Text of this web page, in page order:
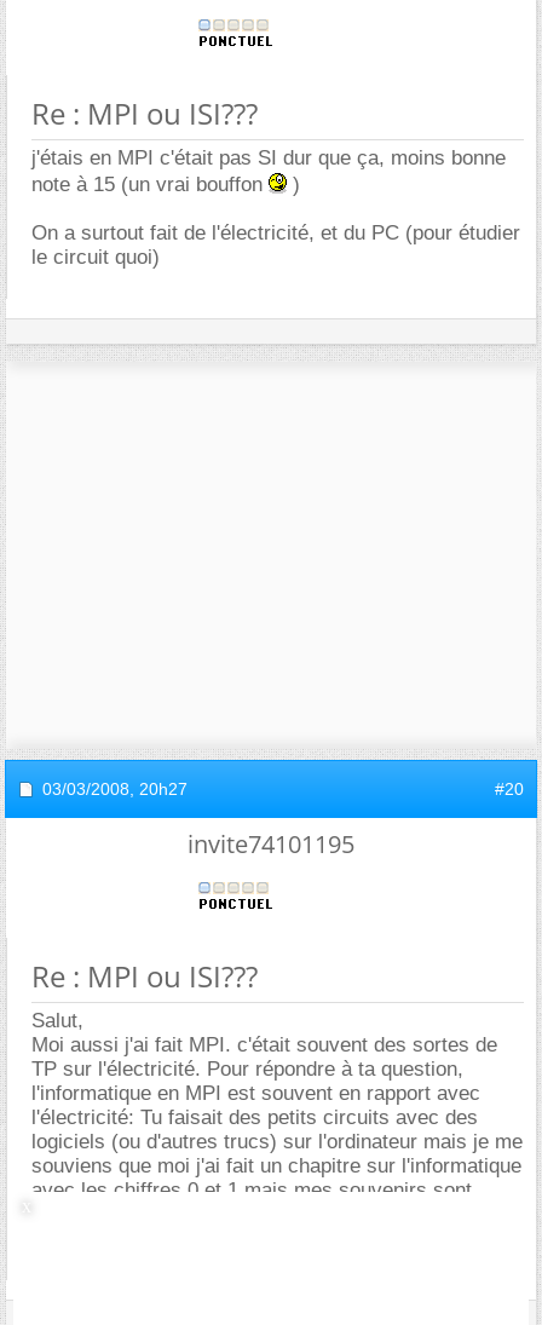
Re : MPI ou ISI???
j'étais en MPI c'était pas SI dur que ça, moins bonne
note à 15 (un vrai bouffon
)
On a surtout fait de l'électricité, et du PC (pour étudier
le circuit quoi)
03/03/2008, 20h27 #20
invite74101195
Re : MPI ou ISI???
Salut,
Moi aussi j'ai fait MPI. c'était souvent des sortes de
TP sur l'électricité. Pour répondre à ta question,
l'informatique en MPI est souvent en rapport avec
l'électricité: Tu faisait des petits circuits avec des
logiciels (ou d'autres trucs) sur l'ordinateur mais je me
souviens que moi j'ai fait un chapitre sur l'informatique
avec les chiffres 0 et 1 mais mes souvenirs sont